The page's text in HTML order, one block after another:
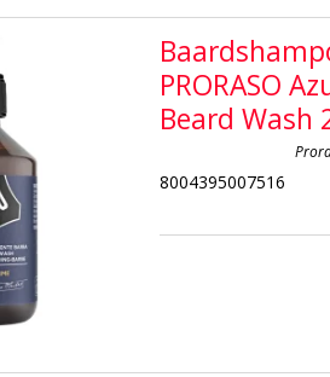
PRORASO
Beard Wash
8004395007516